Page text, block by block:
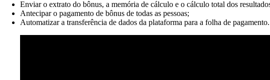
Enviar o extrato do bônus, a memória de cálculo e o cálculo total dos
Antecipar o pagamento de bônus de todas as pessoas;
Automatizar a transferência de dados da plataforma para a folha de pagamento.